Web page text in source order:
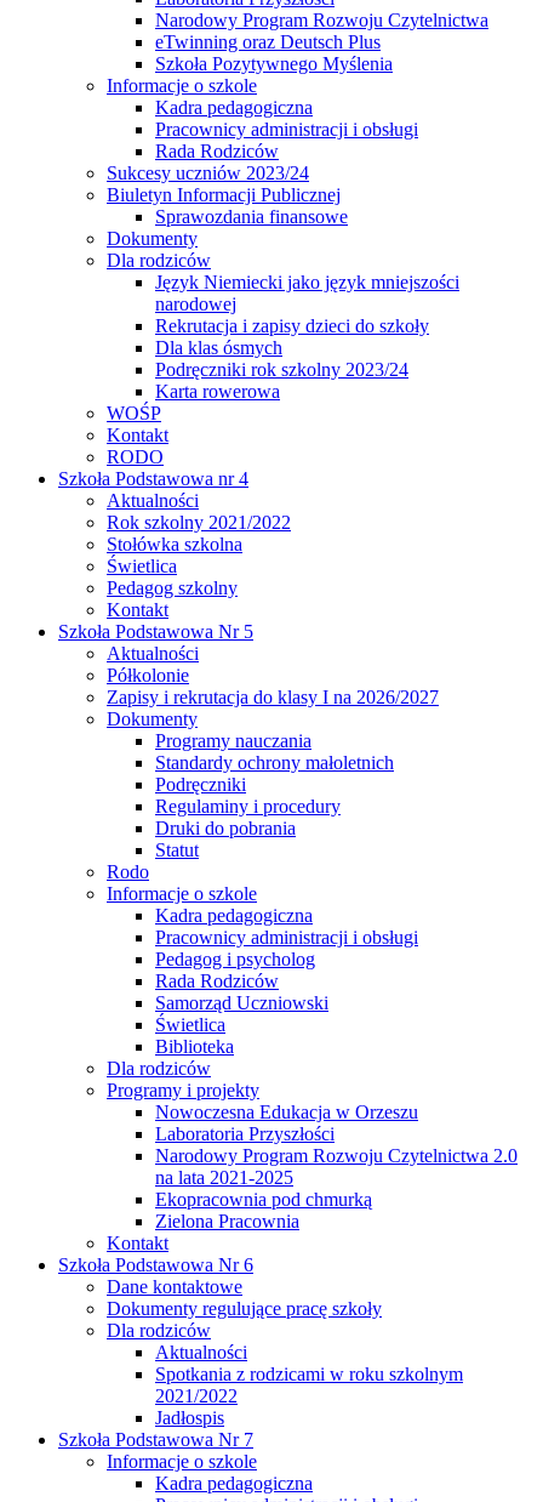
Narodowy Program Rozwoju Czytelnictwa
eTwinning oraz Deutsch Plus
Szkoła Pozytywnego Myślenia
Informacje o szkole
Kadra pedagogiczna
Pracownicy administracji i obsługi
Rada Rodziców
Sukcesy uczniów 2023/24
Biuletyn Informacji Publicznej
Sprawozdania finansowe
Dokumenty
Dla rodziców
Język Niemiecki jako język mniejszości
narodowej
Rekrutacja i zapisy dzieci do szkoły
Dla klas ósmych
Podręczniki rok szkolny 2023/24
Karta rowerowa
WOŚP
Kontakt
RODO
Szkoła Podstawowa nr 4
Aktualności
Rok szkolny 2021/2022
Stołówka szkolna
Świetlica
Pedagog szkolny
Kontakt
Szkoła Podstawowa Nr 5
Aktualności
Półkolonie
Zapisy i rekrutacja do klasy I na 2026/2027
Dokumenty
Programy nauczania
Standardy ochrony małoletnich
Podręczniki
Regulaminy i procedury
Druki do pobrania
Statut
Rodo
Informacje o szkole
Kadra pedagogiczna
Pracownicy administracji i obsługi
Pedagog i psycholog
Rada Rodziców
Samorząd Uczniowski
Świetlica
Biblioteka
Dla rodziców
Programy i projekty
Nowoczesna Edukacja w Orzeszu
Laboratoria Przyszłości
Narodowy Program Rozwoju Czytelnictwa 2.0
na lata 2021-2025
Ekopracownia pod chmurką
Zielona Pracownia
Kontakt
Szkoła Podstawowa Nr 6
Dane kontaktowe
Dokumenty regulujące pracę szkoły
Dla rodziców
Aktualności
Spotkania z rodzicami w roku szkolnym
2021/2022
Jadłospis
Szkoła Podstawowa Nr 7
Informacje o szkole
Kadra pedagogiczna